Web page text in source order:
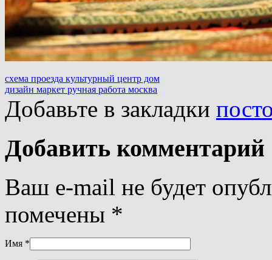
схема проезда культурный центр дом
дизайн маркет ручная работа москва
Добавьте в закладки
Добавить комментарий
Ваш e-mail не будет
помечены *
Имя *